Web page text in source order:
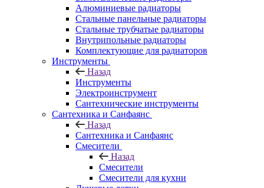
Алюминиевые радиаторы
Стальные панельные радиаторы
Стальные трубчатые радиаторы
Внутрипольные радиаторы
Комплектующие для радиаторов
Инструменты
Назад
Инструменты
Электроинструмент
Сантехнические инструменты
Сантехника и Санфаянс
Назад
Сантехника и Санфаянс
Смесители
Назад
Смесители
Смесители для кухни